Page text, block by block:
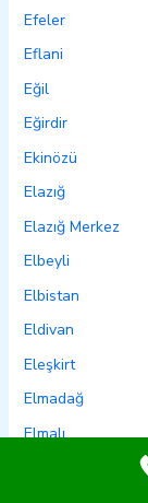
Efeler
Eflani
Eğil
Eğirdir
Ekinözü
Elazığ
Elazığ Merkez
Elbeyli
Elbistan
Eldivan
Eleşkirt
Elmadağ
Elmalı